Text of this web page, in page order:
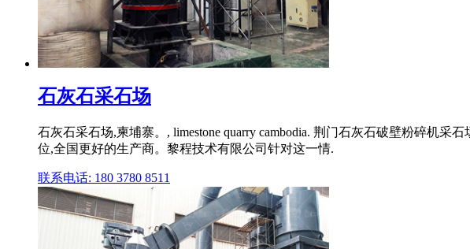
石灰石采石场
石灰石采石场,柬埔寨。, limestone quarry cambodia. 荆门石灰石破壁粉碎机
位,全国更好的生产商。黎程技术有限公司针对这一情.
联系电话: 180 3780 8511